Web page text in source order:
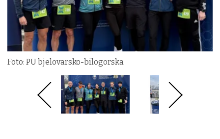
Foto: PU bjelovarsko-bilogorska